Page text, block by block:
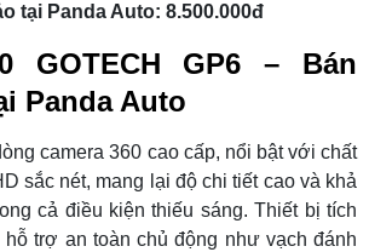
tại Panda Auto: 8.500.000đ
GOTECH GP6 – Bán
Panda Auto
camera 360 cao cấp, nổi bật với chất
sắc nét, mang lại độ chi tiết cao và khả
cả điều kiện thiếu sáng. Thiết bị tích
trợ an toàn chủ động như vạch đánh